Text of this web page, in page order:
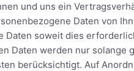
und uns ein
Daten von
Daten soweit dies
Daten werden nur
berücksichtigt. Auf